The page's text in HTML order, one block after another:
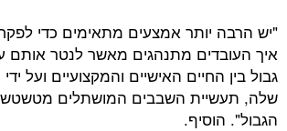
אמצעים מתאימים כדי לפקח ולהבין
מתנהגים מאשר לנטר אותם עם שבב. יש
האישיים והמקצועיים ועל ידי האפיון
השבבים המושתלים מטשטשת את